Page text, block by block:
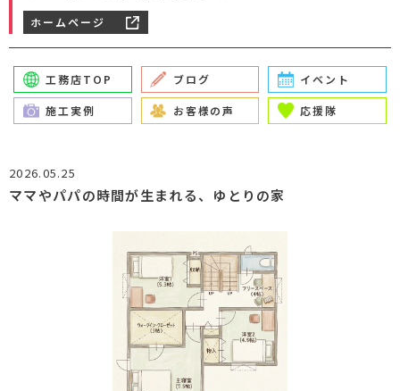
ホームページ
工務店TOP ブログ イベント
施工実例 お客様の声 応援隊
2026.05.25
ママやパパの時間が生まれる、ゆとりの家